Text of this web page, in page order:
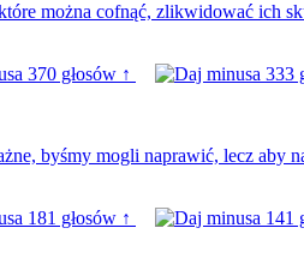
można cofnąć, zlikwidować ich
370 głosów ↑
333
byśmy mogli naprawić, lecz aby
181 głosów ↑
141